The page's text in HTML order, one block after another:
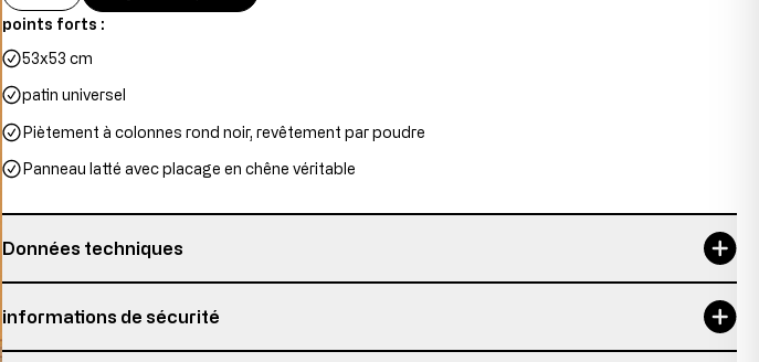
points forts :
53x53 cm
patin universel
Piètement à colonnes rond noir, revêtement par poudre
Panneau latté avec placage en chêne véritable
Données techniques
épaisseur de plaque
informations de sécurité